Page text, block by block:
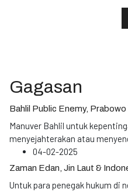
Gagasan
Bahlil Public Enemy,
Manuver Bahlil untuk
menyejahterakan atau
04-02-2025
Zaman Edan, Jin Laut &
Untuk para penegak hukum di